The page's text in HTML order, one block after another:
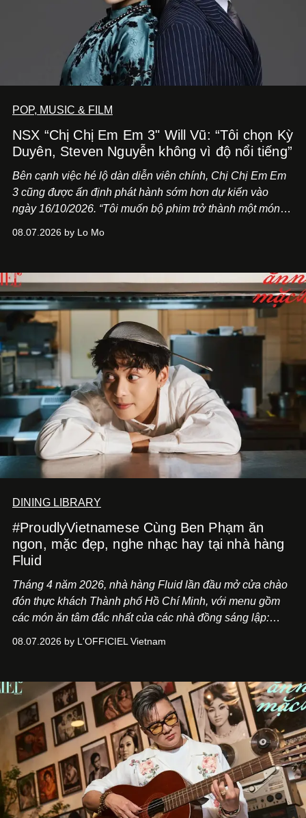
POP, MUSIC & FILM
NSX “Chị Chị Em Em 3" Will Vũ: “Tôi chọn Kỳ
Duyên, Steven Nguyễn không vì độ nổi tiếng”
Bên cạnh việc hé lộ dàn diễn viên chính, Chị Chị Em Em
3 cũng được ấn định phát hành sớm hơn dự kiến vào
ngày 16/10/2026. “Tôi muốn bộ phim trở thành một món
Việt Nam”, NSX Will Vũ cho biết.
08.07.2026 by Lo Mo
DINING LIBRARY
#ProudlyVietnamese Cùng Ben Phạm ăn
ngon, mặc đẹp, nghe nhạc hay tại nhà hàng
Fluid
Tháng 4 năm 2026, nhà hàng Fluid lần đầu mở cửa chào
đón thực khách Thành phố Hồ Chí Minh, với menu gồm
các món ăn tâm đắc nhất của các nhà đồng sáng lập:
món ăn đa dạng từ Á đến Âu nhanh chóng được yêu thích
mang đến niềm vui cho thực khách.
08.07.2026 by L'OFFICIEL Vietnam